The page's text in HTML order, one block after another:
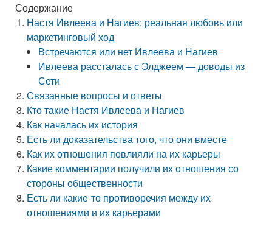
Содержание
Настя Ивлеева и Нагиев: реальная любовь или
маркетинговый ход
Встречаются или нет Ивлеева и Нагиев
Ивлеева рассталась с Элджеем — доводы из
Сети
Связанные вопросы и ответы
Кто такие Настя Ивлеева и Нагиев
Как началась их история
Есть ли доказательства того, что они вместе
Как их отношения повлияли на их карьеры
Какие комментарии получили их отношения со
стороны общественности
Есть ли какие-то противоречия между их
отношениями и их карьерами